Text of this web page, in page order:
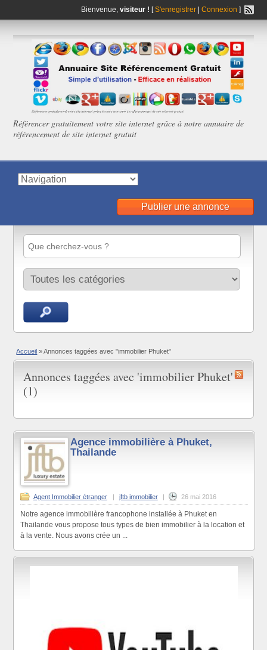
Bienvenue, visiteur ! [S'enregistrer| Connexion ]
Référencer gratuitement votre site internet grâce à notre annuaire de
référencement de site internet gratuit
Publier une annonce
Accueil » Annonces taggées avec "immobilier Phuket"
Annonces taggées avec 'immobilier Phuket'
(1)
Agence immobilière à Phuket,
Thailande
Agent Immobilier étranger | jftb immobilier | 26 mai 2016
Notre agence immobilière francophone installée à Phuket en
Thailande vous propose tous types de bien immobilier à la location et
à la vente. Nous avons crée un ...